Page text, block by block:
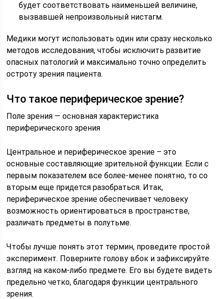
будет соответствовать наименьшей величине,
вызвавшей непроизвольный нистагм.
Медики могут использовать один или сразу несколько
методов исследования, чтобы исключить развитие
опасных патологий и максимально точно определить
остроту зрения пациента.
Что такое периферическое зрение?
Поле зрения — основная характеристика
периферического зрения
Центральное и периферическое зрение – это
основные составляющие зрительной функции. Если с
первым показателем все более-менее понятно, то со
вторым еще придется разобраться. Итак,
периферическое зрение обеспечивает человеку
возможность ориентироваться в пространстве,
различать предметы в полутьме.
Чтобы лучше понять этот термин, проведите простой
эксперимент. Поверните голову вбок и зафиксируйте
взгляд на каком-либо предмете. Его вы будете видеть
предельно четко, благодаря функции центрального
зрения.